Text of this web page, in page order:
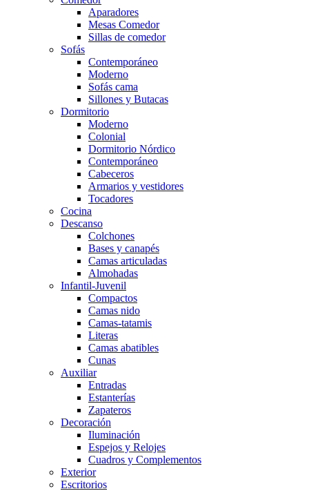
Aparadores
Mesas Comedor
Sillas de comedor
Sofás
Contemporáneo
Moderno
Sofás cama
Sillones y Butacas
Dormitorio
Moderno
Colonial
Dormitorio Nórdico
Contemporáneo
Cabeceros
Armarios y vestidores
Tocadores
Cocina
Descanso
Colchones
Bases y canapés
Camas articuladas
Almohadas
Infantil-Juvenil
Compactos
Camas nido
Camas-tatamis
Literas
Camas abatibles
Cunas
Auxiliar
Entradas
Estanterías
Zapateros
Decoración
Iluminación
Espejos y Relojes
Cuadros y Complementos
Exterior
Escritorios